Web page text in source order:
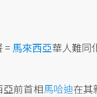
= 馬來西亞華人難同
亞前首相馬哈迪在其